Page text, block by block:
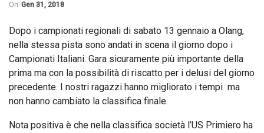
On Gen 31, 2018
Dopo i campionati regionali di sabato 13 gennaio a Olang,
nella stessa pista sono andati in scena il giorno dopo i
Campionati Italiani. Gara sicuramente più importante della
prima ma con la possibilità di riscatto per i delusi del giorno
precedente. I nostri ragazzi hanno migliorato i tempi ma
non hanno cambiato la classifica finale.
Nota positiva è che nella classifica società l’US Primiero ha